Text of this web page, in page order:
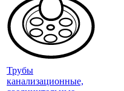
Трубы
канализационные,